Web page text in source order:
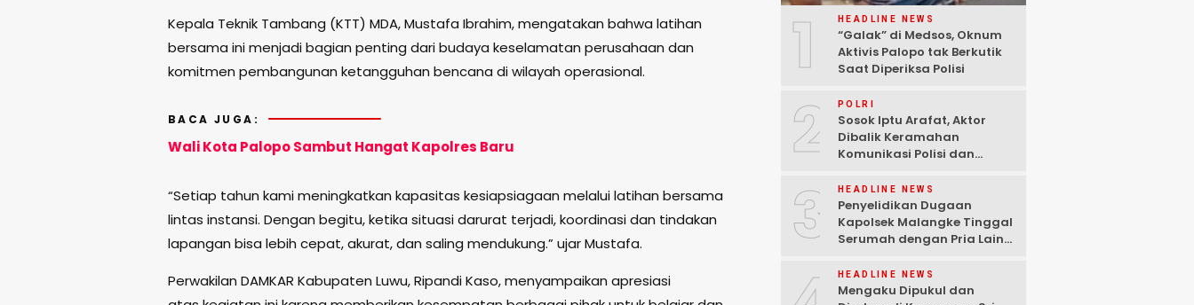
Kepala Teknik Tambang (KTT) MDA, Mustafa Ibrahim, mengatakan bahwa latihan
bersama ini menjadi bagian penting dari budaya keselamatan perusahaan dan
komitmen pembangunan ketangguhan bencana di wilayah operasional.
BACA JUGA:
Wali Kota Palopo Sambut Hangat Kapolres Baru
“Setiap tahun kami meningkatkan kapasitas kesiapsiagaan melalui latihan bersama
lintas instansi. Dengan begitu, ketika situasi darurat terjadi, koordinasi dan tindakan
lapangan bisa lebih cepat, akurat, dan saling mendukung.” ujar Mustafa.
Perwakilan DAMKAR Kabupaten Luwu, Ripandi Kaso, menyampaikan apresiasi
1 HEADLINE NEWS
“Galak” di Medsos, Oknum
Aktivis Palopo tak Berkutik
Saat Diperiksa Polisi
2 POLRI
Sosok Iptu Arafat, Aktor
Dibalik Keramahan
Komunikasi Polisi dan
3 HEADLINE NEWS
Penyelidikan Dugaan
Kapolsek Malangke Tinggal
Serumah dengan Pria Lain
Tak Cukup Bukti
HEADLINE NEWS
Mengaku Dipukul dan